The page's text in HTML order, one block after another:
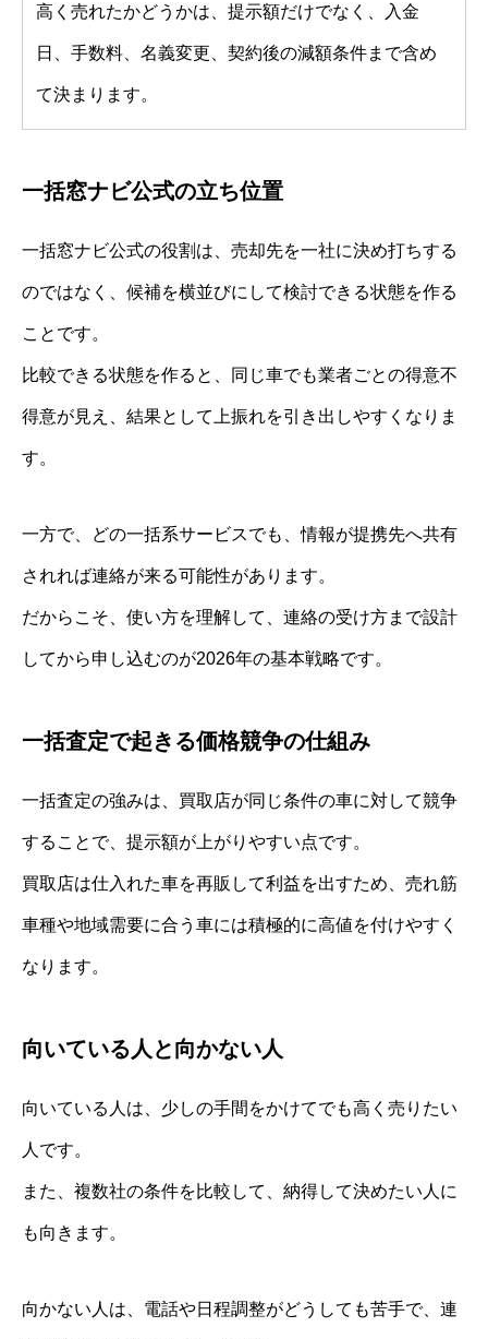
高く売れたかどうかは、提示額だけでなく、入金
日、手数料、名義変更、契約後の減額条件まで含め
て決まります。
一括窓ナビ公式の立ち位置
一括窓ナビ公式の役割は、売却先を一社に決め打ちする
のではなく、候補を横並びにして検討できる状態を作る
ことです。
比較できる状態を作ると、同じ車でも業者ごとの得意不
得意が見え、結果として上振れを引き出しやすくなりま
す。
一方で、どの一括系サービスでも、情報が提携先へ共有
されれば連絡が来る可能性があります。
だからこそ、使い方を理解して、連絡の受け方まで設計
してから申し込むのが2026年の基本戦略です。
一括査定で起きる価格競争の仕組み
一括査定の強みは、買取店が同じ条件の車に対して競争
することで、提示額が上がりやすい点です。
買取店は仕入れた車を再販して利益を出すため、売れ筋
車種や地域需要に合う車には積極的に高値を付けやすく
なります。
向いている人と向かない人
向いている人は、少しの手間をかけてでも高く売りたい
人です。
また、複数社の条件を比較して、納得して決めたい人に
も向きます。
向かない人は、電話や日程調整がどうしても苦手で、連